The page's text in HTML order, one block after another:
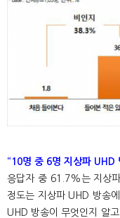
“10명 중 6명 지상파 UHD
응답자 중 61.7%는 지상
정도는 지상파 UHD 방송
UHD 방송이 무엇인지 알